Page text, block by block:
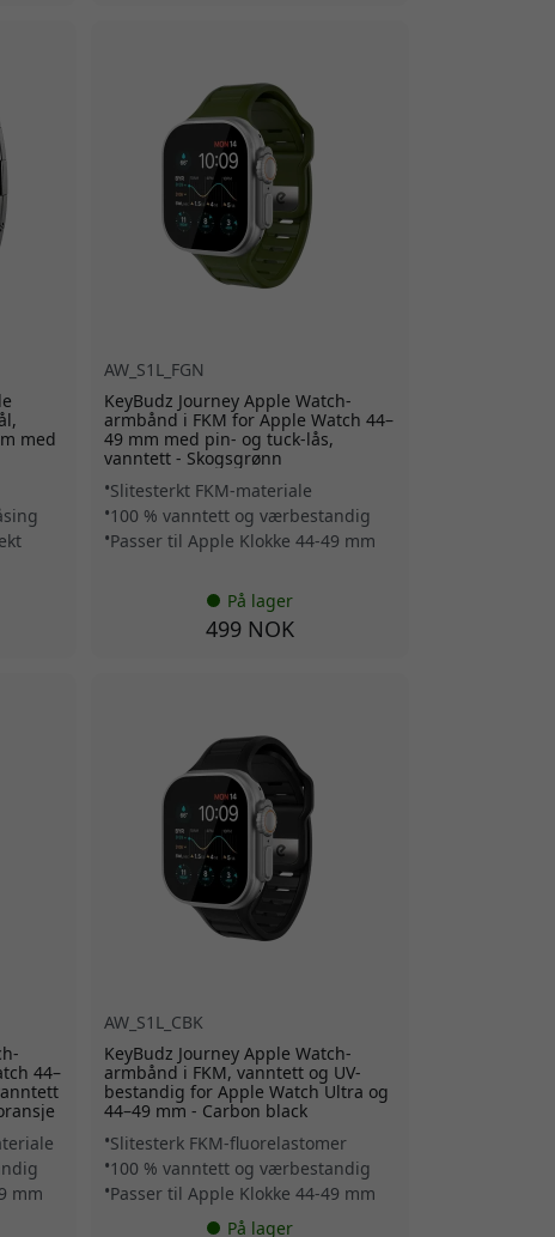
med
AW_S1L_FGN
KeyBudz Journey Apple Watch-
armbånd i FKM for Apple Watch 44–
49 mm med pin- og tuck-lås,
vanntett - Skogsgrønn
Slitesterkt FKM-materiale
100 % vanntett og værbestandig
Passer til Apple Klokke 44-49 mm
På lager
499 NOK
44–
mm
AW_S1L_CBK
KeyBudz Journey Apple Watch-
armbånd i FKM, vanntett og UV-
bestandig for Apple Watch Ultra og
44–49 mm - Carbon black
Slitesterk FKM-fluorelastomer
100 % vanntett og værbestandig
Passer til Apple Klokke 44-49 mm
På lager